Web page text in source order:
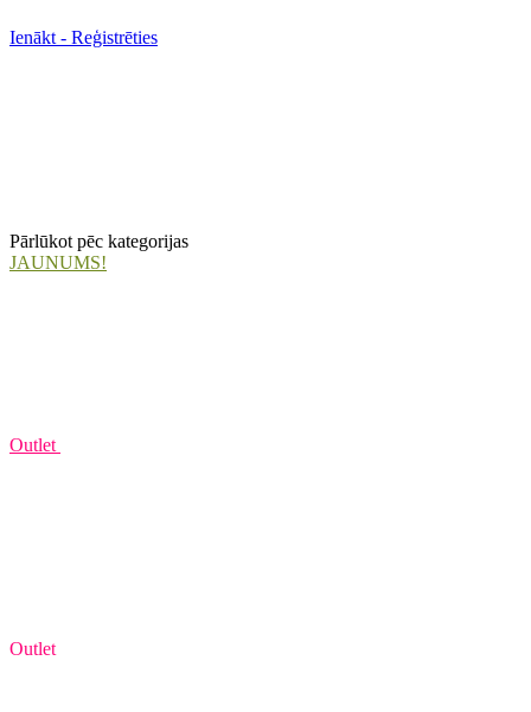
Ienākt - Reģistrēties
Pārlūkot pēc kategorijas
JAUNUMS!
Outlet
Outlet